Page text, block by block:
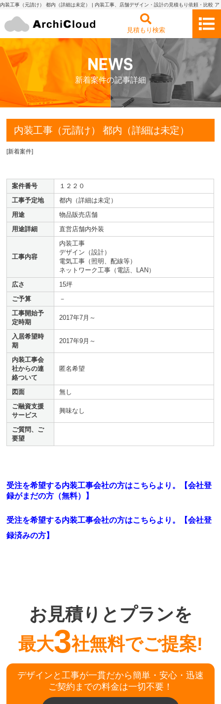
内装工事（元請け） 都内（詳細は未定） | 内装工事、店舗デザイン・設計の見積もり依頼・比較 ア
見積もり検索
新着案件の記事詳細
内装工事（元請け） 都内（詳細は未定）
[新着案件]
案件番号
１２２０
工事予定地
都内（詳細は未定）
用途
物品販売店舗
用途詳細
直営店舗内外装
工事内容
内装工事
デザイン（設計）
電気工事（照明、配線等）
ネットワーク工事（電話、LAN）
広さ
15坪
ご予算
－
工事開始予
定時期
2017年7月～
入居希望時
期
2017年9月～
内装工事会
社からの連
絡ついて
匿名希望
図面
無し
ご融資支援
サービス
興味なし
ご質問、ご
要望
受注を希望する内装工事会社の方はこちらより。【会社登
録がまだの方（無料）】
受注を希望する内装工事会社の方はこちらより。
【会社登
録済みの方】
お見積りとプランを
最大3社無料でご提案!
デザインと工事が一貫だから簡単・安心・迅速
ご契約までの料金は一切不要！